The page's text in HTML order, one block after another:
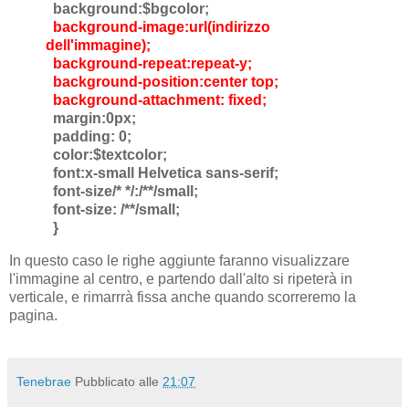
background:$bgcolor;
background-image:url(indirizzo
dell'immagine);
background-repeat:repeat-y;
background-position:center top;
background-attachment: fixed;
margin:0px;
padding: 0;
color:$textcolor;
font:x-small Helvetica sans-serif;
font-size/* */:/**/small;
font-size: /**/small;
}
In questo caso le righe aggiunte faranno visualizzare
l'immagine al centro, e partendo dall'alto si ripeterà in
verticale, e rimarrrà fissa anche quando scorreremo la
pagina.
Tenebrae Pubblicato alle 21:07